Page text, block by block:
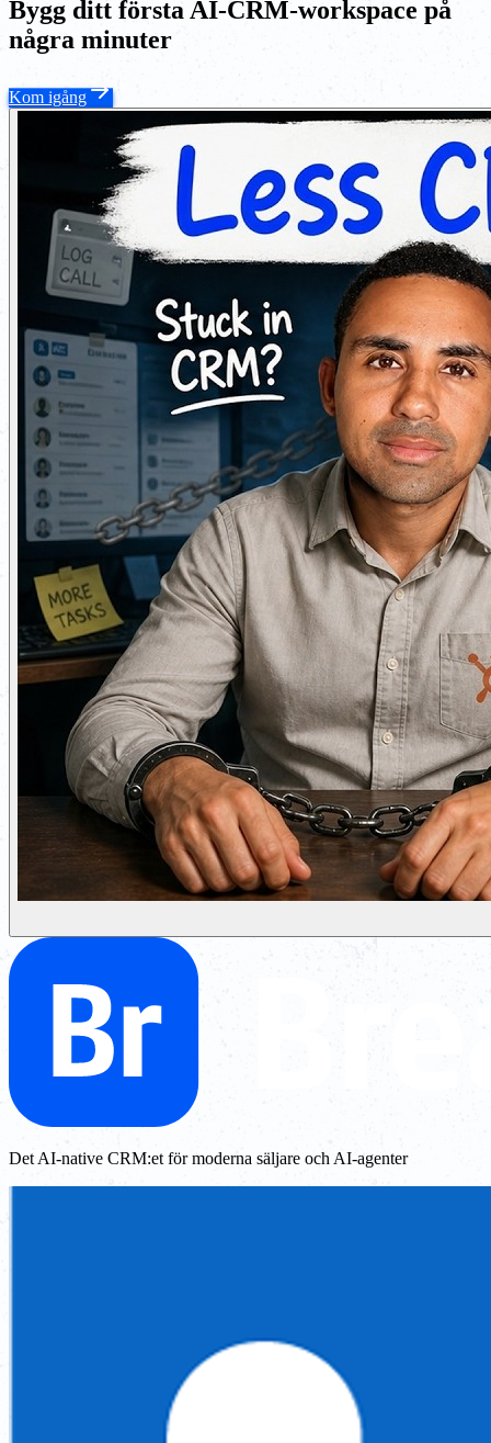
Bygg ditt första AI-CRM-workspace på
några minuter
Kom igång
Det AI-native CRM:et för moderna säljare och AI-agenter